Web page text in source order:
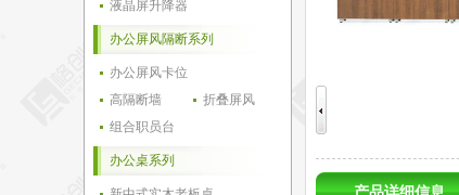
液晶屏升降器
办公屏风隔断系列
办公屏风卡位
高隔断墙
折叠屏风
组合职员台
办公桌系列